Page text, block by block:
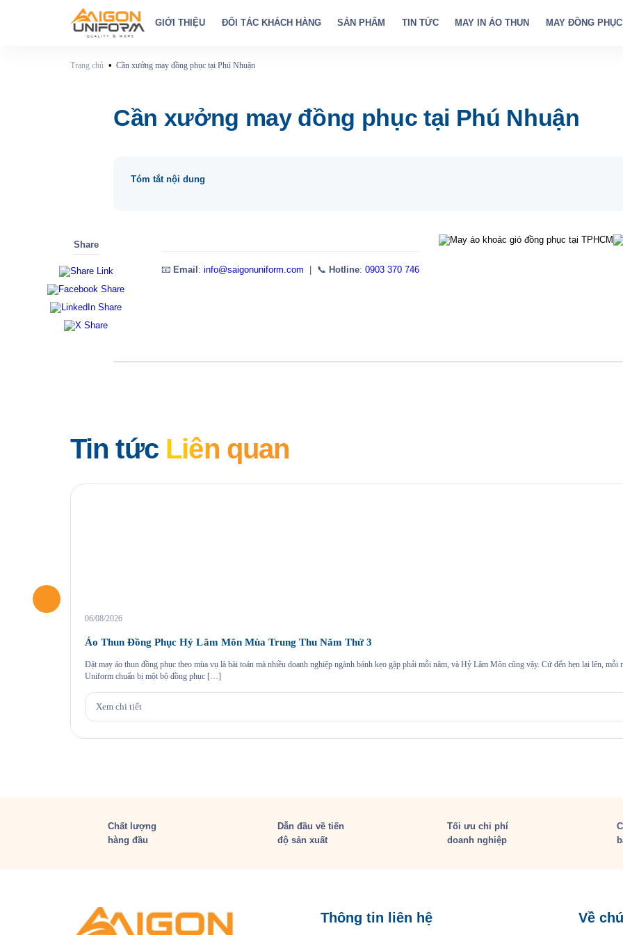
GIỚI THIỆU ĐỐI TÁC KHÁCH HÀNG SẢN PHẨM TIN TỨC MAY IN ÁO THUN MAY ĐỒNG PHỤC
Trang chủ • Cần xưởng may đồng phục tại Phú Nhuận
Cần xưởng may đồng phục tại Phú Nhuận
Tóm tắt nội dung
Share
📧 Email : info@saigonuniform.com | 📞 Hotline: 0903 370 746
Tin tức Liên quan
06/08/2026
Áo Thun Đồng Phục Hỷ Lâm Môn Mùa Trung Thu Năm Thứ 3
Đặt may áo thun đồng phục theo mùa vụ là bài toán mà nhiều doanh nghiệp ngành bánh kẹo gặp phải mỗi năm, và Hỷ Lâm Môn cũng vậy. Cứ đến hẹn lại lên,
Uniform chuẩn bị một bộ đồng phục […]
Xem chi tiết
Chất lượng
hàng đầu
Dẫn đầu về tiến
độ sản xuất
Tối ưu chi phí
doanh nghiệp
Thông tin liên hệ Về